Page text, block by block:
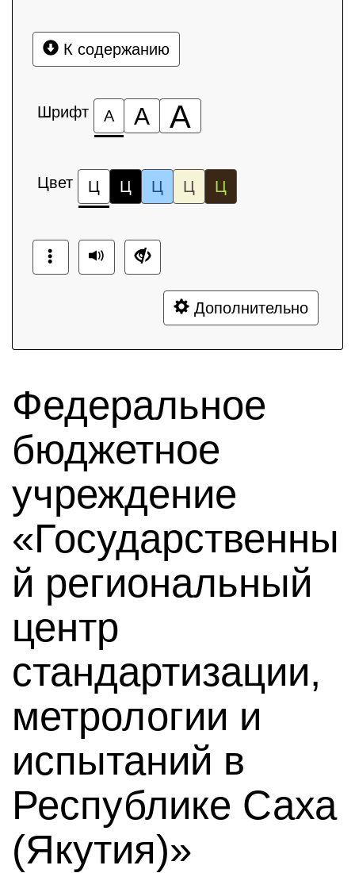
К содержанию
Шрифт А А А
Цвет Ц Ц Ц Ц Ц
Дополнительно
Федеральное
бюджетное
учреждение
«Государственны
й региональный
центр
стандартизации,
метрологии и
испытаний в
Республике Саха
(Якутия)»